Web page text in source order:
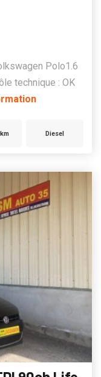
Polo1.6
technique : OK
Diesel